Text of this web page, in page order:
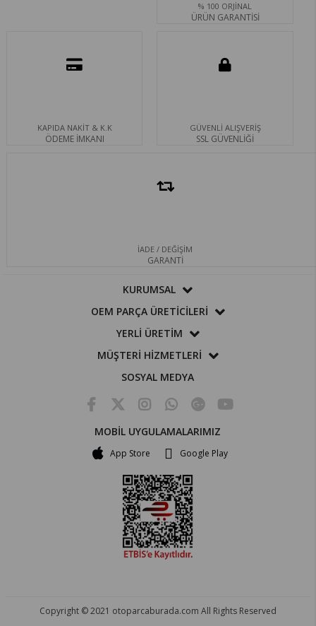
% 100 ORJİNAL
ÜRÜN GARANTİSİ
KAPIDA NAKİT & K.K
ÖDEME İMKANI
GÜVENLİ ALIŞVERİŞ
SSL GÜVENLİĞİ
İADE / DEĞİŞİM
GARANTİ
KURUMSAL
OEM PARÇA ÜRETİCİLERİ
YERLİ ÜRETİM
MÜŞTERİ HİZMETLERİ
SOSYAL MEDYA
MOBİL UYGULAMALARIMIZ
App Store Google Play
Copyright © 2021 otoparcaburada.com All Rights Reserved